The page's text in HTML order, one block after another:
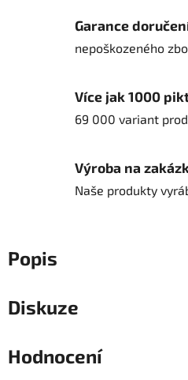
Garance
nepoškozeného
Více jak 1000
69 000 variant
Výroba na
Naše produkty
Popis
Diskuze
Hodnocení